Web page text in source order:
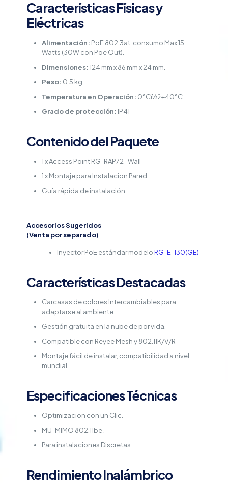
Características Físicas y
Eléctricas
Alimentación: PoE 802.3at, consumo Max 15
Watts (30W con Poe Out).
Dimensiones:124 mm x 86 mm x 24 mm.
Peso: 0.5 kg.
Temperatura en Operación: 0°Cï½ž+40°C
Grado de protección: IP41
Contenido del Paquete
1 x Access Point RG-RAP72-Wall
1 x Montaje para Instalacion Pared
Guía rápida de instalación.
Accesorios Sugeridos
(Venta por separado)
Inyector PoE estándar modeloRG-E-130(GE)
Características Destacadas
Carcasas de colores Intercambiables para
adaptarse al ambiente.
Gestión gratuita en la nube de por vida.
Compatible con Reyee Mesh y 802.11K/V/R
Montaje fácil de instalar, compatibilidad a nivel
mundial.
Especificaciones Técnicas
Optimizacion con un Clic.
MU-MIMO 802.11be .
Para instalaciones Discretas.
Rendimiento Inalámbrico